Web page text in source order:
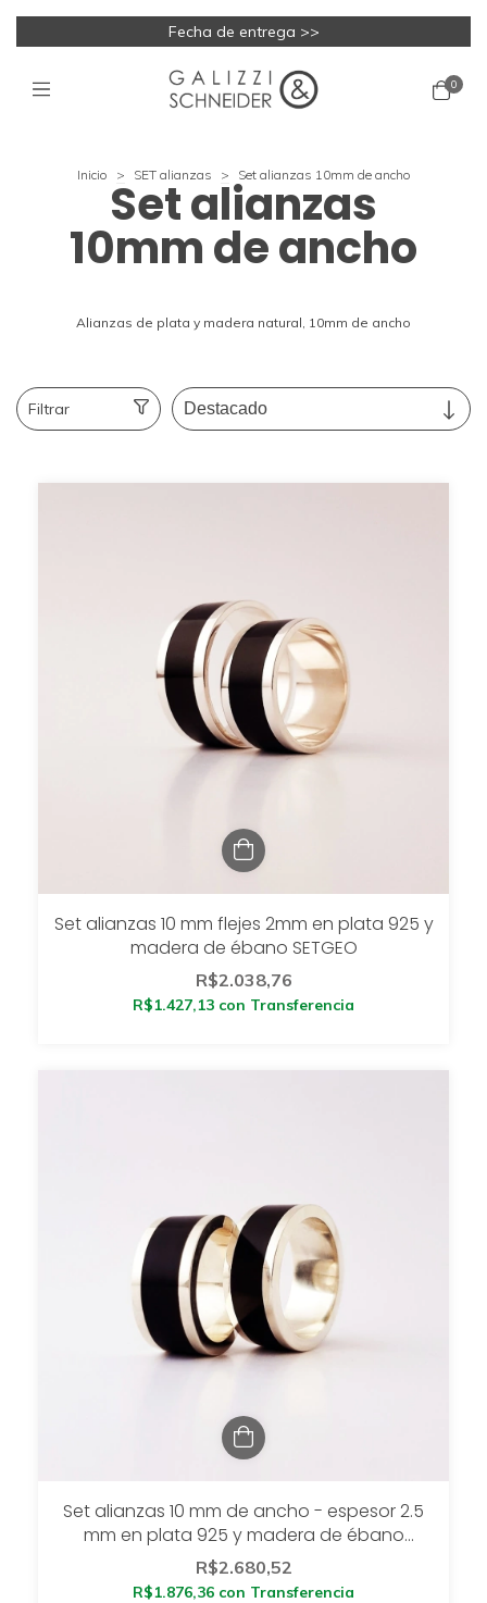
Fecha de entrega >>
0
Inicio > SET alianzas > Set alianzas 10mm de ancho
Set alianzas
10mm de ancho
Alianzas de plata y madera natural, 10mm de ancho
Filtrar
Set alianzas 10 mm flejes 2mm en plata 925 y
madera de ébano SETGEO
R$2.038,76
R$1.427,13 con Transferencia
Set alianzas 10 mm de ancho - espesor 2.5
mm en plata 925 y madera de ébano
SETCICLON
R$2.680,52
R$1.876,36 con Transferencia